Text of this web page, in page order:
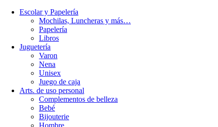
Escolar y Papelería
Mochilas, Luncheras y más…
Papelería
Libros
Juguetería
Varon
Nena
Unisex
Juego de caja
Arts. de uso personal
Complementos de belleza
Bebé
Bijouterie
Hombre